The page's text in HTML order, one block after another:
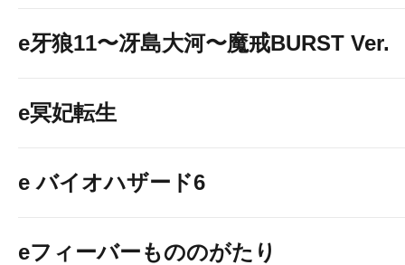
e牙狼11〜冴島大河〜魔戒BURST Ver.
e冥妃転生
e バイオハザード6
eフィーバーもののがたり